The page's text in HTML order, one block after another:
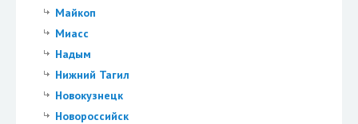
Майкоп
Миасс
Надым
Нижний Тагил
Новокузнецк
Новороссийск